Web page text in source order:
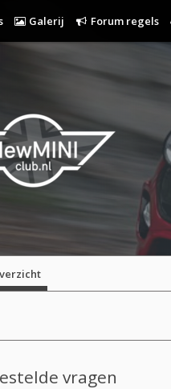
Galerij Forum regels
vragen